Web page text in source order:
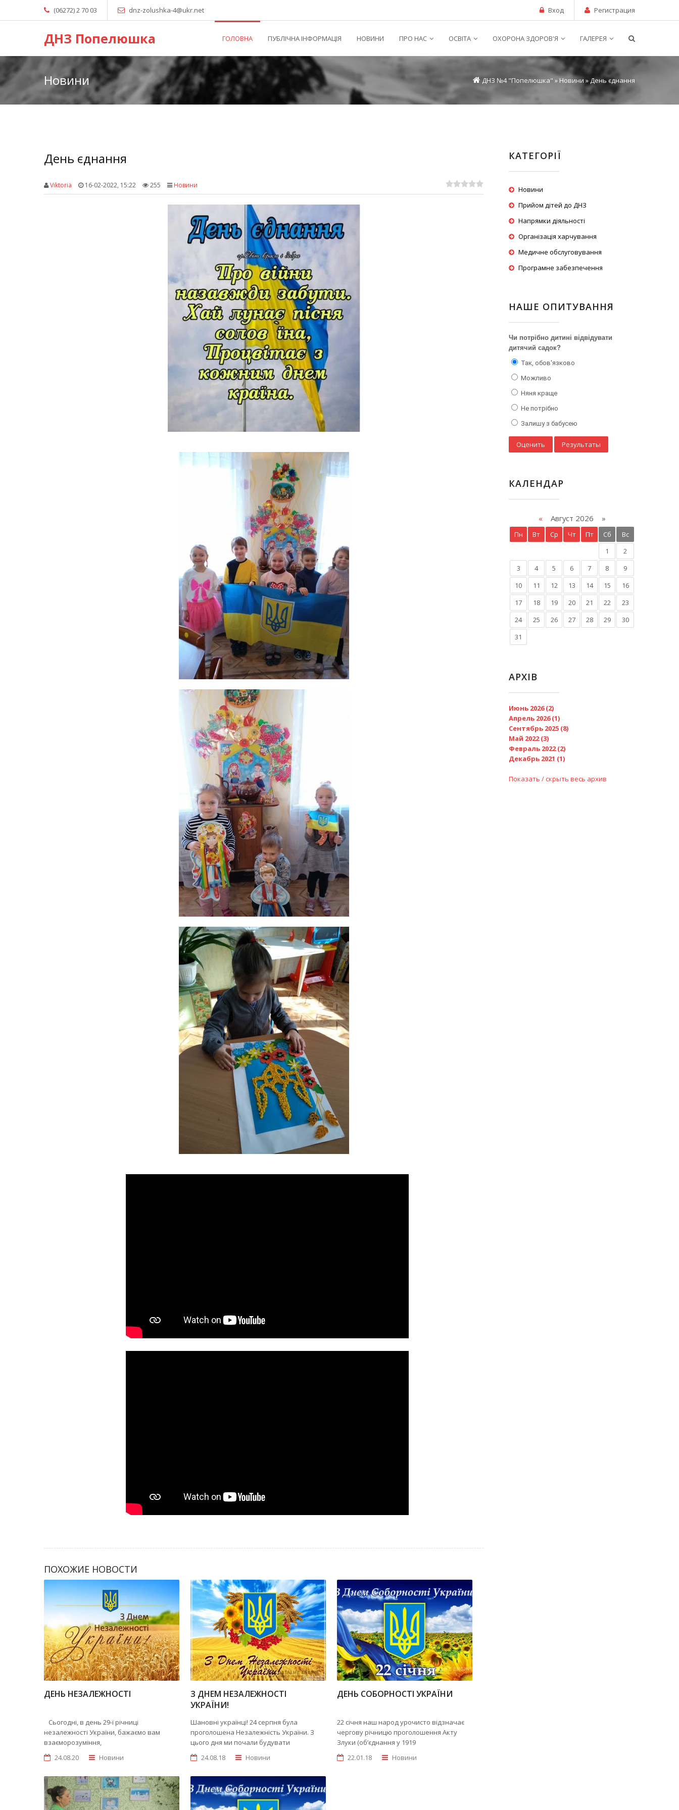
(06272) 2 70 03 dnz-zolushka-4@ukr.net Вход Регистрация
ДНЗ Попелюшка ГОЛОВНА ПУБЛІЧНА ІНФОРМАЦІЯ НОВИНИ ПРО НАС ОСВІТА ОХОРОНА ЗДОРОВ'Я ГАЛЕРЕЯ
Новини ДНЗ №4 "Попелюшка" »Новини » День єднання
День єднання
Viktoria 16-02-2022, 15:22 255 Новини
ПОХОЖИЕ НОВОСТИ
ДЕНЬ НЕЗАЛЕЖНОСТІ
Сьогодні, в день 29-ї річниці
незалежності України, бажаємо вам
взаєморозуміння,
24.08.20
Новини
З ДНЕМ НЕЗАЛЕЖНОСТІ
УКРАЇНИ!
Шановні українці! 24 серпня була
проголошена Незалежність України. З
цього дня ми почали будувати
24.08.18
Новини
ДЕНЬ СОБОРНОСТІ УКРАЇНИ
22 січня наш народ урочисто відзначає
чергову річницю проголошення Акту
Злуки (об’єднання у 1919
22.01.18
Новини
КАТЕГОРІЇ
Новини
Прийом дітей до ДНЗ
Напрямки діяльності
Організація харчування
Медичне обслуговування
Програмне забезпечення
НАШЕ ОПИТУВАННЯ
Чи потрібно дитині відвідувати
дитячий садок?
Так, обов'язково
Можливо
Няня краще
Не потрібно
Залишу з бабусею
КАЛЕНДАР
« Август 2026 »
Пн Вт Ср Чт Пт Сб
Вс
1
2
3
4 5 6 7 8
9
10
11 12 13 14 15
16
17
18 19 20 21 22
23
24
25 26 27 28 29
30
31
АРХІВ
Июнь 2026 (2)
Апрель 2026 (1)
Сентябрь 2025 (8)
Май 2022 (3)
Февраль 2022 (2)
Декабрь 2021 (1)
Показать / скрыть весь архив